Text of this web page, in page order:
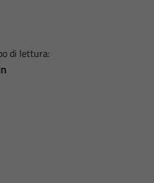
di lettura: